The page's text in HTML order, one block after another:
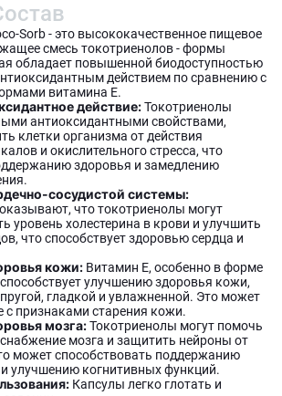
Sorb - это высококачественное пищевое
смесь токотриенолов - формы
обладает повышенной биодоступностью
действием по сравнению с
витамина Е.
действие:Токотриенолы
антиоксидантными свойствами,
клетки организма от действия
и окислительного стресса, что
здоровья и замедлению
сосудистой системы:
что токотриенолы могут
уровень холестерина в крови и улучшить
что способствует здоровью сердца и
кожи: Витамин Е, особенно в форме
улучшению здоровья кожи,
гладкой и увлажненной. Это может
с признаками старения кожи.
мозга:Токотриенолы могут помочь
мозга и защитить нейроны от
может способствовать поддержанию
улучшению когнитивных функций.
Капсулы легко глотать и